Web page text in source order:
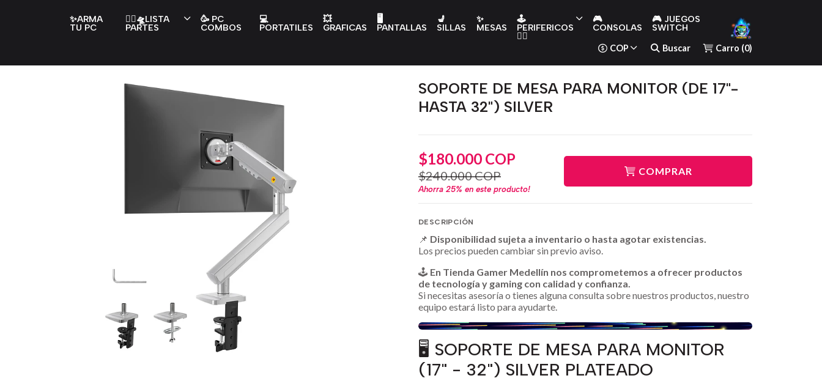
✨ARMA
TU PC
👇🏻🛸LISTA
PARTES
🥳 PC
COMBOS
💻
PORTATILES
💥
GRAFICAS
🖥️
PANTALLAS
💺
SILLAS
✨
MESAS
🕹️
PERIFERICOS
👇🏻
🎮
CONSOLAS
🎮 JUEGOS
SWITCH
COP Buscar Carro (0)
SOPORTE DE MESA PARA MONITOR (DE 17"-
HASTA 32") SILVER
$180.000 COP
$240.000 COP
Ahorra 25% en este producto!
COMPRAR
DESCRIPCIÓN
📌 Disponibilidad sujeta a inventario o hasta agotar existencias.
Los precios pueden cambiar sin previo aviso.
🕹️ En Tienda Gamer Medellín nos comprometemos a ofrecer productos
de tecnología y gaming con calidad y confianza.
Si necesitas asesoría o tienes alguna consulta sobre nuestros productos, nuestro
equipo estará listo para ayudarte.
🖥️ SOPORTE DE MESA PARA MONITOR
(17" - 32") SILVER PLATEADO